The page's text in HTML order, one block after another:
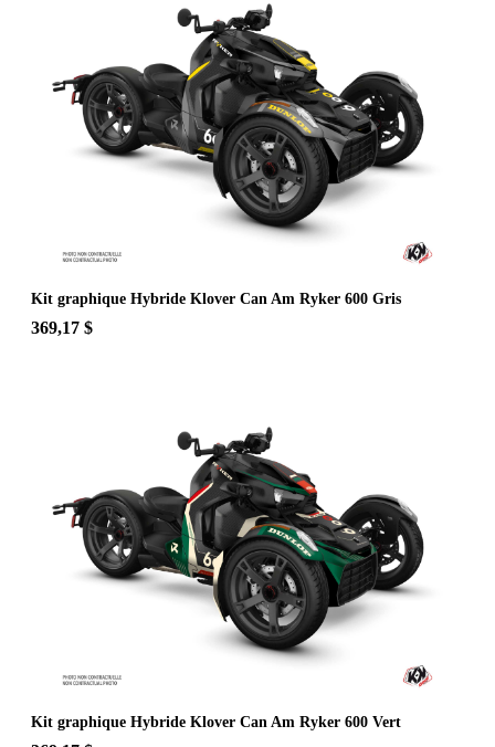
Kit graphique Hybride Klover Can Am Ryker 600 Gris
369,17 $
Kit graphique Hybride Klover Can Am Ryker 600 Vert